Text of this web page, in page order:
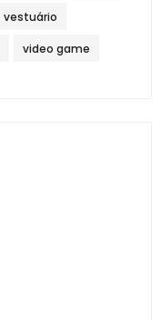
vestuário
video game